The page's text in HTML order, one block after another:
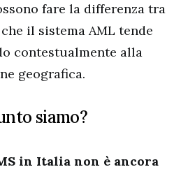
fare la differenza tra
il sistema AML tende
contestualmente alla
geografica.
siamo?
in Italia non è ancora